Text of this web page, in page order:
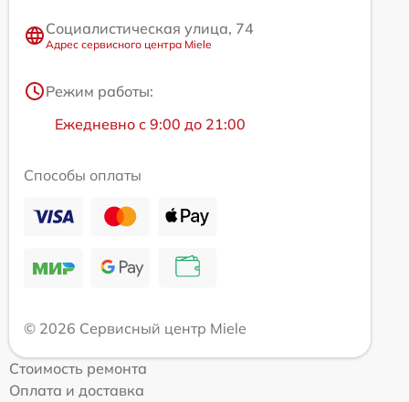
Социалистическая улица, 74
Адрес сервисного центра Miele
Режим работы:
Ежедневно с 9:00 до 21:00
Способы оплаты
© 2026 Сервисный центр Miele
Стоимость ремонта
Оплата и доставка